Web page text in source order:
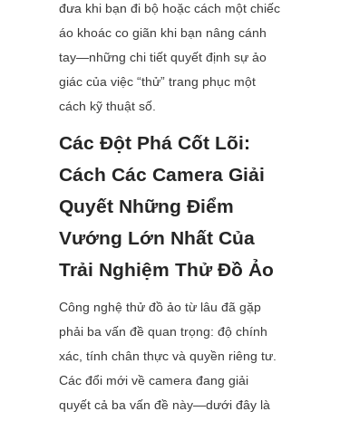
đưa khi bạn đi bộ hoặc cách một chiếc
áo khoác co giãn khi bạn nâng cánh
tay—những chi tiết quyết định sự ảo
giác của việc “thử” trang phục một
cách kỹ thuật số.
Các Đột Phá Cốt Lõi:
Cách Các Camera Giải
Quyết Những Điểm
Vướng Lớn Nhất Của
Trải Nghiệm Thử Đồ Ảo
Công nghệ thử đồ ảo từ lâu đã gặp
phải ba vấn đề quan trọng: độ chính
xác, tính chân thực và quyền riêng tư.
Các đổi mới về camera đang giải
quyết cả ba vấn đề này—dưới đây là